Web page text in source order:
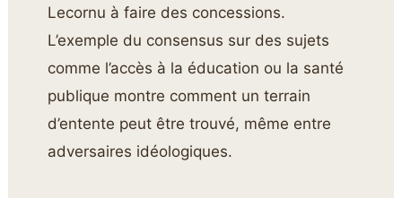
Lecornu à faire des concessions.
L’exemple du consensus sur des sujets
comme l’accès à la éducation ou la santé
publique montre comment un terrain
d’entente peut être trouvé, même entre
adversaires idéologiques.